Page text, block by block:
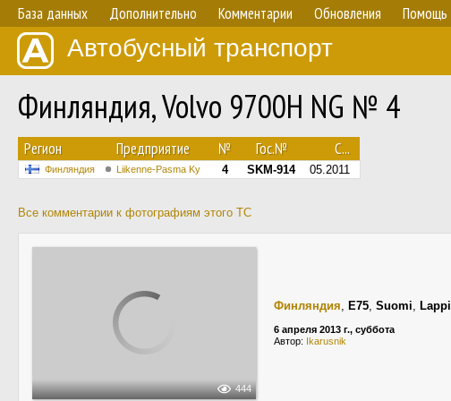
База данных Дополнительно Комментарии Обновления Помощь
Автобусный транспорт
Финляндия, Volvo 9700H NG № 4
Регион Предприятие № Гос.№ С...
Финляндия Liikenne-Pasma Ky 4 SKM-914 05.2011
Все комментарии к фотографиям этого ТС
444
Финляндия, E75, Suomi, Lappi
6 апреля 2013 г., суббота
Автор: Ikarusnik